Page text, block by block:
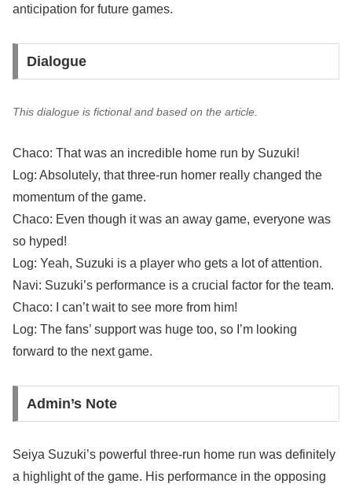
anticipation for future games.
Dialogue
This dialogue is fictional and based on the article.
Chaco: That was an incredible home run by Suzuki!
Log: Absolutely, that three-run homer really changed the
momentum of the game.
Chaco: Even though it was an away game, everyone was
so hyped!
Log: Yeah, Suzuki is a player who gets a lot of attention.
Navi: Suzuki’s performance is a crucial factor for the team.
Chaco: I can’t wait to see more from him!
Log: The fans’ support was huge too, so I’m looking
forward to the next game.
Admin’s Note
Seiya Suzuki’s powerful three-run home run was definitely
a highlight of the game. His performance in the opposing